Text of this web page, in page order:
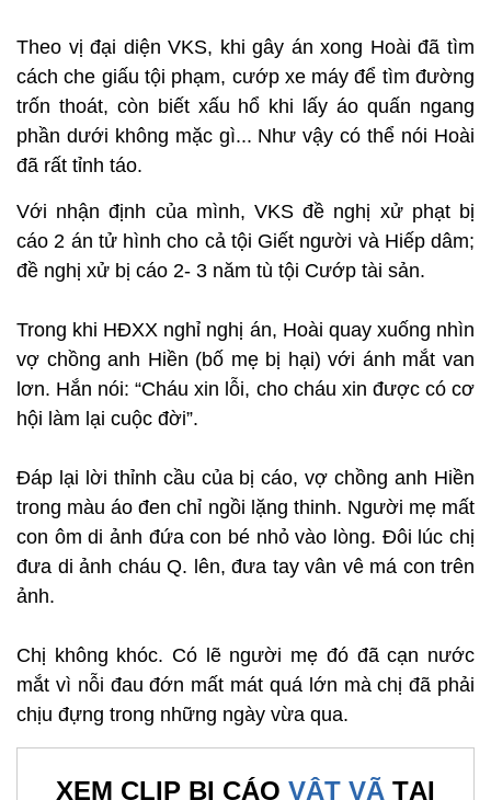
Theo vị đại diện VKS, khi gây án xong Hoài đã tìm
cách che giấu tội phạm, cướp xe máy để tìm đường
trốn thoát, còn biết xấu hổ khi lấy áo quấn ngang
phần dưới không mặc gì... Như vậy có thể nói Hoài
đã rất tỉnh táo.
Với nhận định của mình, VKS đề nghị xử phạt bị
cáo 2 án tử hình cho cả tội Giết người và Hiếp dâm;
đề nghị xử bị cáo 2- 3 năm tù tội Cướp tài sản.
Trong khi HĐXX nghỉ nghị án, Hoài quay xuống nhìn
vợ chồng anh Hiền (bố mẹ bị hại) với ánh mắt van
lơn. Hắn nói: “Cháu xin lỗi, cho cháu xin được có cơ
hội làm lại cuộc đời”.
Đáp lại lời thỉnh cầu của bị cáo, vợ chồng anh Hiền
trong màu áo đen chỉ ngồi lặng thinh. Người mẹ mất
con ôm di ảnh đứa con bé nhỏ vào lòng. Đôi lúc chị
đưa di ảnh cháu Q. lên, đưa tay vân vê má con trên
ảnh.
Chị không khóc. Có lẽ người mẹ đó đã cạn nước
mắt vì nỗi đau đớn mất mát quá lớn mà chị đã phải
chịu đựng trong những ngày vừa qua.
XEM CLIP BỊ CÁO VẬT VÃ TẠI